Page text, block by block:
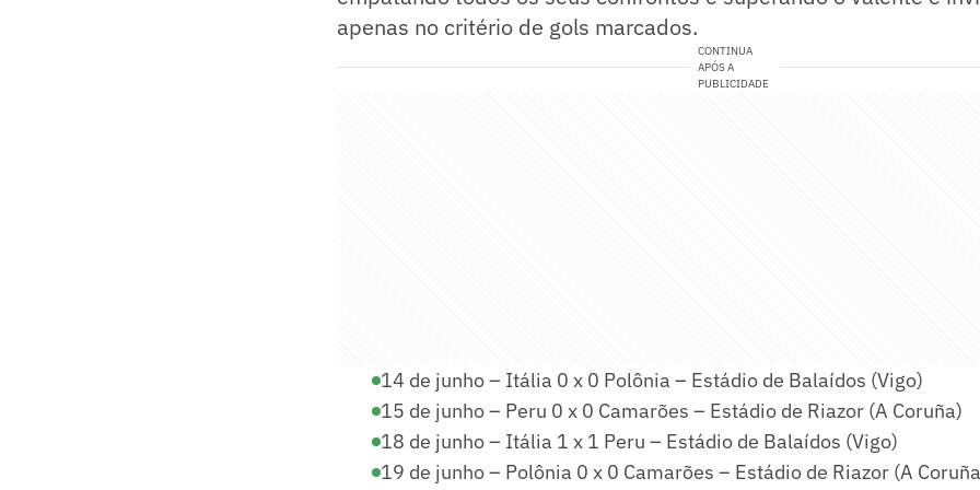
apenas no critério de gols marcados.
CONTINUA
APÓS A
PUBLICIDADE
14 de junho – Itália 0 x 0 Polônia – Estádio de Balaídos (Vigo)
15 de junho – Peru 0 x 0 Camarões – Estádio de Riazor (A Coruña)
18 de junho – Itália 1 x 1 Peru – Estádio de Balaídos (Vigo)
19 de junho – Polônia 0 x 0 Camarões – Estádio de Riazor (A